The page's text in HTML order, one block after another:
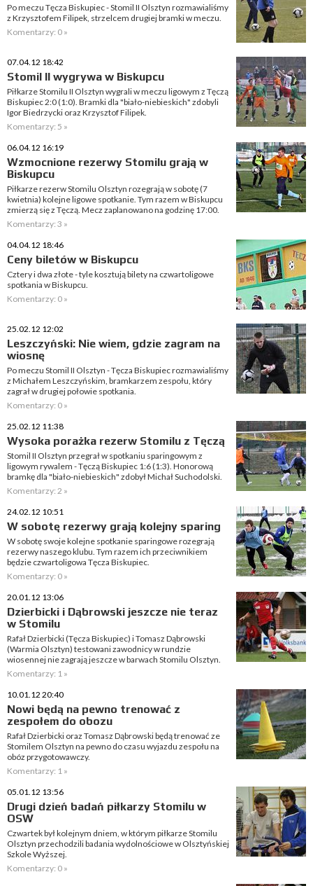
Po meczu Tęcza Biskupiec - Stomil II Olsztyn rozmawialiśmy
z Krzysztofem Filipek, strzelcem drugiej bramki w meczu.
Komentarzy: 0 »
07.04.12 18:42
Stomil II wygrywa w Biskupcu
Piłkarze Stomilu II Olsztyn wygrali w meczu ligowym z Tęczą
Biskupiec 2:0 (1:0). Bramki dla "biało-niebieskich" zdobyli
Igor Biedrzycki oraz Krzysztof Filipek.
Komentarzy: 5 »
06.04.12 16:19
Wzmocnione rezerwy Stomilu grają w
Biskupcu
Piłkarze rezerw Stomilu Olsztyn rozegrają w sobotę (7
kwietnia) kolejne ligowe spotkanie. Tym razem w Biskupcu
zmierzą się z Tęczą. Mecz zaplanowano na godzinę 17:00.
Komentarzy: 3 »
04.04.12 18:46
Ceny biletów w Biskupcu
Cztery i dwa złote - tyle kosztują bilety na czwartoligowe
spotkania w Biskupcu.
Komentarzy: 0 »
25.02.12 12:02
Leszczyński: Nie wiem, gdzie zagram na
wiosnę
Po meczu Stomil II Olsztyn - Tęcza Biskupiec rozmawialiśmy
z Michałem Leszczyńskim, bramkarzem zespołu, który
zagrał w drugiej połowie spotkania.
Komentarzy: 0 »
25.02.12 11:38
Wysoka porażka rezerw Stomilu z Tęczą
Stomil II Olsztyn przegrał w spotkaniu sparingowym z
ligowym rywalem - Tęczą Biskupiec 1:6 (1:3). Honorową
bramkę dla "biało-niebieskich" zdobył Michał Suchodolski.
Komentarzy: 2 »
24.02.12 10:51
W sobotę rezerwy grają kolejny sparing
W sobotę swoje kolejne spotkanie sparingowe rozegrają
rezerwy naszego klubu. Tym razem ich przeciwnikiem
będzie czwartoligowa Tęcza Biskupiec.
Komentarzy: 0 »
20.01.12 13:06
Dzierbicki i Dąbrowski jeszcze nie teraz
w Stomilu
Rafał Dzierbicki (Tęcza Biskupiec) i Tomasz Dąbrowski
(Warmia Olsztyn) testowani zawodnicy w rundzie
wiosennej nie zagrają jeszcze w barwach Stomilu Olsztyn.
Komentarzy: 1 »
10.01.12 20:40
Nowi będą na pewno trenować z
zespołem do obozu
Rafał Dzierbicki oraz Tomasz Dąbrowski będą trenować ze
Stomilem Olsztyn na pewno do czasu wyjazdu zespołu na
obóz przygotowawczy.
Komentarzy: 1 »
05.01.12 13:56
Drugi dzień badań piłkarzy Stomilu w
OSW
Czwartek był kolejnym dniem, w którym piłkarze Stomilu
Olsztyn przechodzili badania wydolnościowe w Olsztyńskiej
Szkole Wyższej.
Komentarzy: 0 »